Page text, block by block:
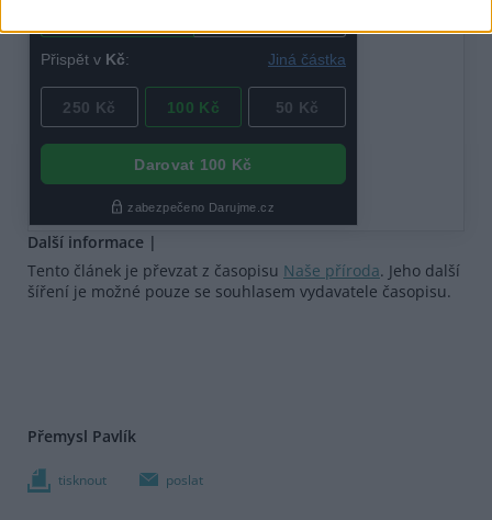
Další informace |
Tento článek je převzat z časopisu Naše příroda. Jeho další
šíření je možné pouze se souhlasem vydavatele časopisu.
Přemysl Pavlík
tisknout poslat